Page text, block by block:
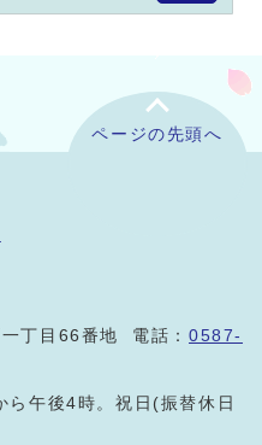
ページの先頭へ
丁目66番地 電話：0587-
ら午後4時。祝日(振替休日